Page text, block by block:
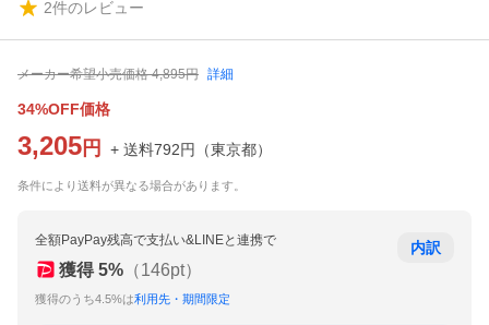
2件のレビュー
メーカー希望小売価格 4,895円 詳細
34%OFF価格
3,205 円 + 送料792円 （東京都）
条件により送料が異なる場合があります。
全額PayPay残高で支払い&LINEと連携で
獲得 5% （146pt）
獲得のうち4.5%は利用先・期間限定
内訳